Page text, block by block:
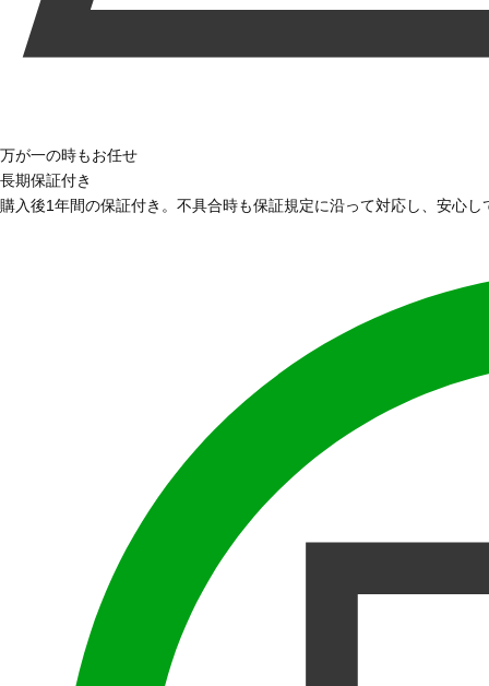
万が一の時もお任せ
長期保証付き
購入後1年間の保証付き。不具合時も保証規定に沿って対応し、安心